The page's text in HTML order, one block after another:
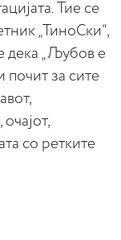
Тие се
„ТиноСки“,
дека „Љубов е
почит за сите
со ретките